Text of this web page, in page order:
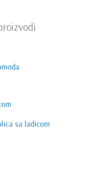
sa ladicom